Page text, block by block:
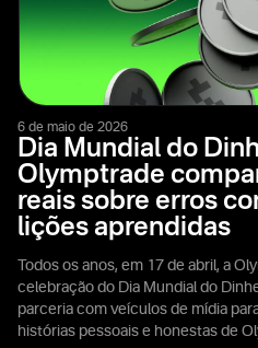
6 de maio de 2026
Dia Mundial do
Olymptrade
reais sobre erros
lições aprendidas
Todos os anos, em 17 de abril, a
celebração do Dia Mundial do
parceria com veículos de mídia
histórias pessoais e honestas de